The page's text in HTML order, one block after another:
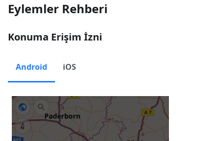
Eylemler Rehberi
Konuma Erişim İzni
Android iOS